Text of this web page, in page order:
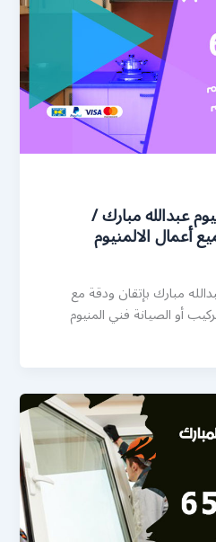
عبدالله مبارك /
مبارك بإتقان ودقة مع
أو الصيانة فني المنيوم